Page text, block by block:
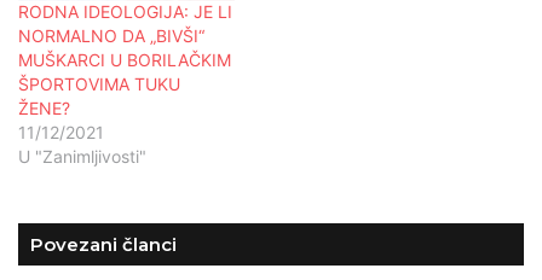
RODNA IDEOLOGIJA: JE LI
NORMALNO DA „BIVŠI“
MUŠKARCI U BORILAČKIM
ŠPORTOVIMA TUKU
ŽENE?
11/12/2021
U "Zanimljivosti"
Povezani članci